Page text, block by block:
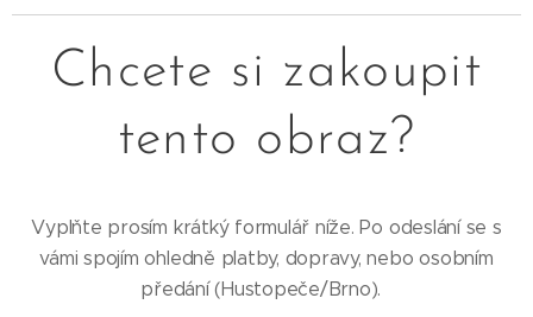
Chcete si zakoupit
tento obraz?
Vyplňte prosím krátký formulář níže. Po odeslání se s
vámi spojím ohledně platby, dopravy, nebo osobním
předání (Hustopeče/Brno).